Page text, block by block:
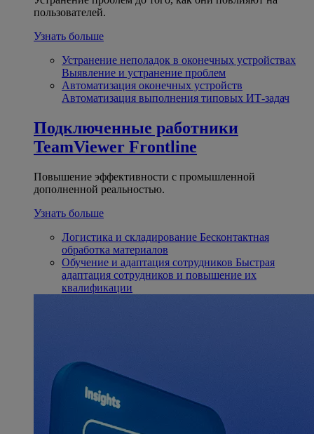
пользователей.
Узнать больше
Устранение неполадок в оконечных устройствах
Выявление и устранение проблем
Автоматизация оконечных устройств
Автоматизация выполнения типовых ИТ-задач
Подключенные работники
TeamViewer Frontline
Повышение эффективности с промышленной
дополненной реальностью.
Узнать больше
Логистика и складирование Бесконтактная
обработка материалов
Обучение и адаптация сотрудников Быстрая
адаптация сотрудников и повышение их
квалификации